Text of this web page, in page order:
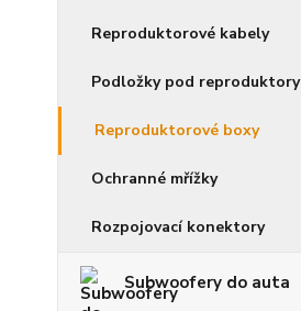
Reproduktorové kabely
Podložky pod reproduktory
Reproduktorové boxy
Ochranné mřížky
Rozpojovací konektory
Subwoofery do auta